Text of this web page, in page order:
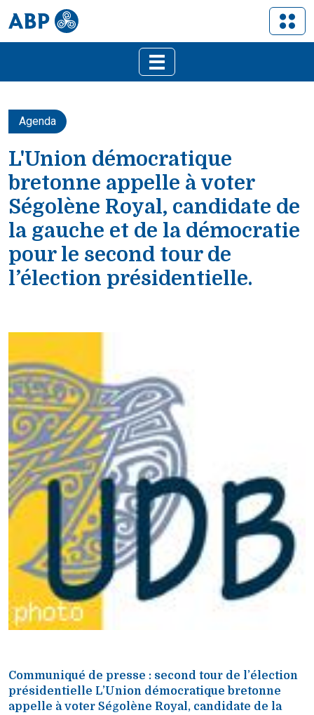
Agenda
L'Union démocratique
bretonne appelle à voter
Ségolène Royal, candidate de
la gauche et de la démocratie
pour le second tour de
l’élection présidentielle.
Communiqué de presse : second tour de l’élection
présidentielle L’Union démocratique bretonne
appelle à voter Ségolène Royal, candidate de la